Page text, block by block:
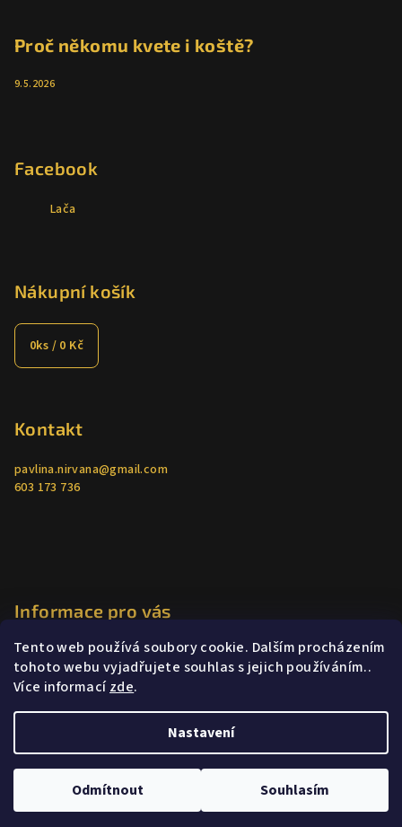
Tento web používá soubory cookie. Dalším procházením
tohoto webu vyjadřujete souhlas s jejich používáním..
Více informacízde.
Nastavení
Odmítnout Souhlasím
Proč někomu kvete i koště?
9.5.2026
Facebook
Lača
Nákupní košík
0ks / 0 Kč
Kontakt
pavlina.nirvana@gmail.com
603 173 736
Informace pro vás
Jak nakupovat
Obchodní podmínky
Podmínky ochrany osobních údajů
Poradenství
. Všechna práva vyhrazena.
Vytvořil Shoptet